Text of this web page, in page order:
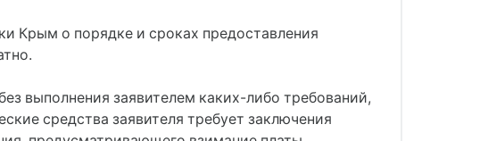
Крым о порядке и сроках предоставления
выполнения заявителем каких-либо требований,
средства заявителя требует заключения